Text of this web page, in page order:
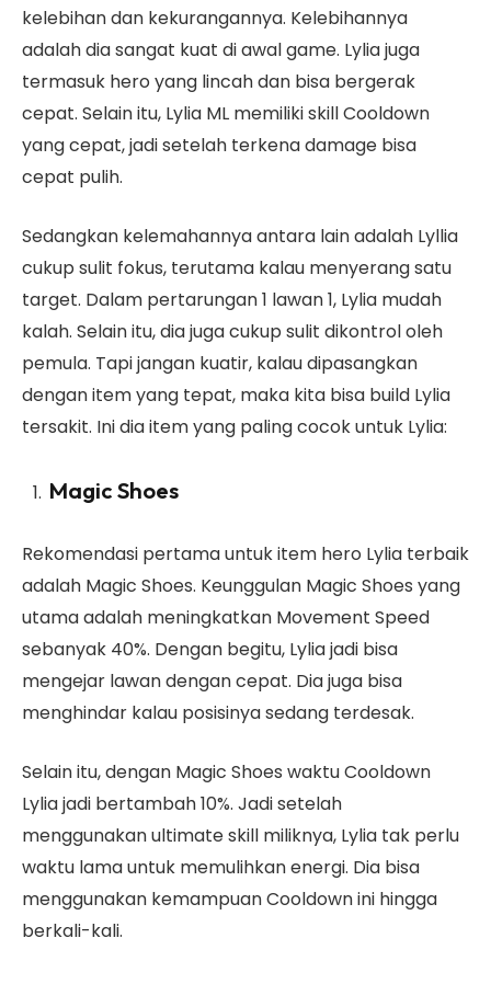
kelebihan dan kekurangannya. Kelebihannya
adalah dia sangat kuat di awal game. Lylia juga
termasuk hero yang lincah dan bisa bergerak
cepat. Selain itu, Lylia ML memiliki skill Cooldown
yang cepat, jadi setelah terkena damage bisa
cepat pulih.
Sedangkan kelemahannya antara lain adalah Lyllia
cukup sulit fokus, terutama kalau menyerang satu
target. Dalam pertarungan 1 lawan 1, Lylia mudah
kalah. Selain itu, dia juga cukup sulit dikontrol oleh
pemula. Tapi jangan kuatir, kalau dipasangkan
dengan item yang tepat, maka kita bisa build Lylia
tersakit. Ini dia item yang paling cocok untuk Lylia:
Magic Shoes
Rekomendasi pertama untuk item hero Lylia terbaik
adalah Magic Shoes. Keunggulan Magic Shoes yang
utama adalah meningkatkan Movement Speed
sebanyak 40%. Dengan begitu, Lylia jadi bisa
mengejar lawan dengan cepat. Dia juga bisa
menghindar kalau posisinya sedang terdesak.
Selain itu, dengan Magic Shoes waktu Cooldown
Lylia jadi bertambah 10%. Jadi setelah
menggunakan ultimate skill miliknya, Lylia tak perlu
waktu lama untuk memulihkan energi. Dia bisa
menggunakan kemampuan Cooldown ini hingga
berkali-kali.